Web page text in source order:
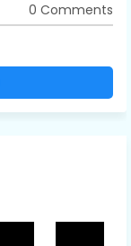
0 Comments